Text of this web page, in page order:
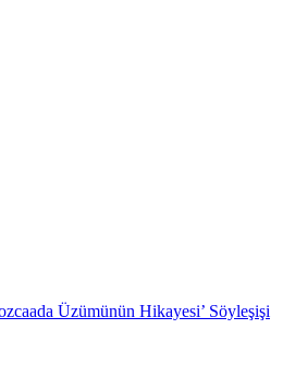
Üzümünün Hikayesi’ Söyleşişi